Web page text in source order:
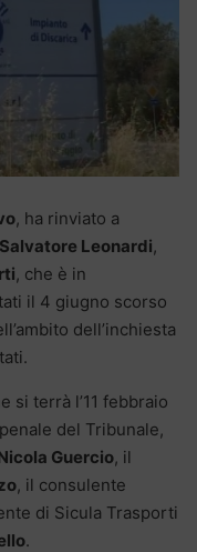
, ha rinviato a
Salvatore Leonardi,
, che è in
il 4 giugno scorso
dell’inchiesta
si terrà l’11 febbraio
del Tribunale,
Guercio, il
, il consulente
di Sicula Trasporti
.